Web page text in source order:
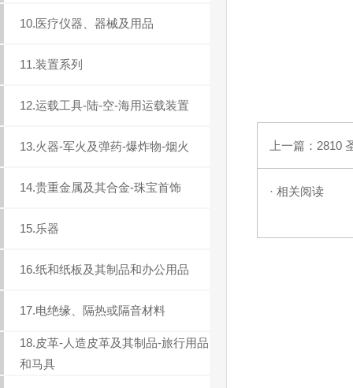
10.医疗仪器、器械及用品
11.装置系列
12.运载工具-陆-空-海用运载装置
13.火器-军火及弹药-爆炸物-烟火
14.贵重金属及其合金-珠宝首饰
15.乐器
16.纸和纸板及其制品和办公用品
17.电绝缘、隔热或隔音材料
18.皮革-人造皮革及其制品-旅行用品
和马具
上一篇： 2810
· 相关阅读